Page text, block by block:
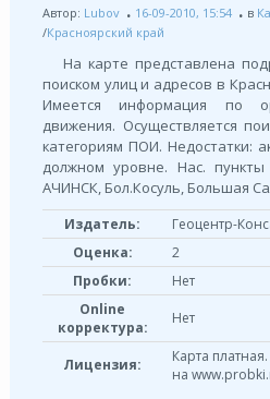
Автор: Lubov 16-09-2010, 15:54 в
/Красноярский край
На карте представлена
поиском улиц и адресов в
Имеется информация по
движения. Осуществляется
категориям ПОИ. Недостатки:
должном уровне. Нас. пункты
АЧИНСК, Бол.Косуль, Большая
Издатель:
Геоцентр-
Оценка:
2
Пробки:
Нет
Online
корректура:
Нет
Лицензия:
Карта
на